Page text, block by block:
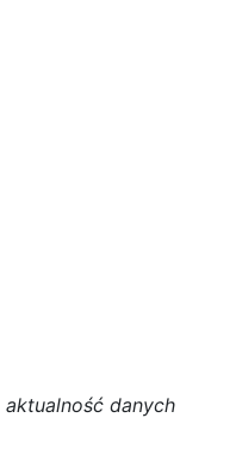
aktualność danych